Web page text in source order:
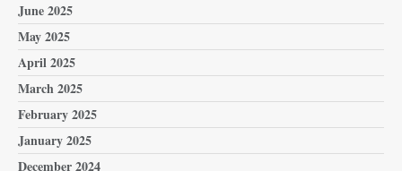
June 2025
May 2025
April 2025
March 2025
February 2025
January 2025
December 2024